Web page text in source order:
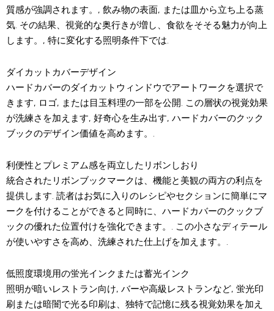
質感が強調されます。, 飲み物の表面, または皿から立ち上る蒸
気. その結果、視覚的な奥行きが増し、食欲をそそる魅力が向上
します。, 特に変化する照明条件下では.
ダイカットカバーデザイン
ハードカバーのダイカットウィンドウでアートワークを選択で
きます, ロゴ, または目玉料理の一部を公開. この層状の視覚効果
が洗練さを加えます, 好奇心を生み出す, ハードカバーのクック
ブックのデザイン価値を高めます。.
利便性とプレミアム感を両立したリボンしおり
統合されたリボンブックマークは、機能と美観の両方の利点を
提供します. 読者はお気に入りのレシピやセクションに簡単にマ
ークを付けることができると同時に、ハードカバーのクックブ
ックの優れた位置付けを強化できます。. この小さなディテール
が使いやすさを高め、洗練された仕上げを加えます。.
低照度環境用の蛍光インクまたは蓄光インク
照明が暗いレストラン向け, バーや高級レストランなど, 蛍光印
刷または暗闇で光る印刷は、独特で記憶に残る視覚効果を加え